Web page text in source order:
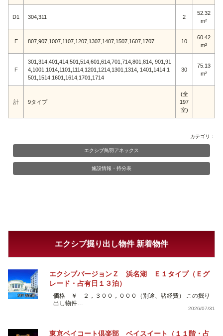
D1 304,311 2
52.32
m²
E 807,907,1007,1107,1207,1307,1407,1507,1607,1707 10
60.42
m²
F
301,314,401,414,501,514,601,614,701,714,801,814, 901,91
4,1001,1014,1101,1114,1201,1214,1301,1314, 1401,1414,1
501,1514,1601,1614,1701,1714
30
75.13
m²
計 9タイプ
(全
197
室)
カテゴリ：
エクシブ鳥羽アネックス
施設情報・持分表
エクシブ掘り出し物件 新着物件
エクシブバージョンＺ 浜名湖 Ｅ１タイプ（Ｅグ
レード・占有日１３泊）
価格 ￥ ２，３００，０００（別途、諸経費） この掘り
出し物件…
2026/07/31
東京ベイコート倶楽部 ベイスイート（１１階・占